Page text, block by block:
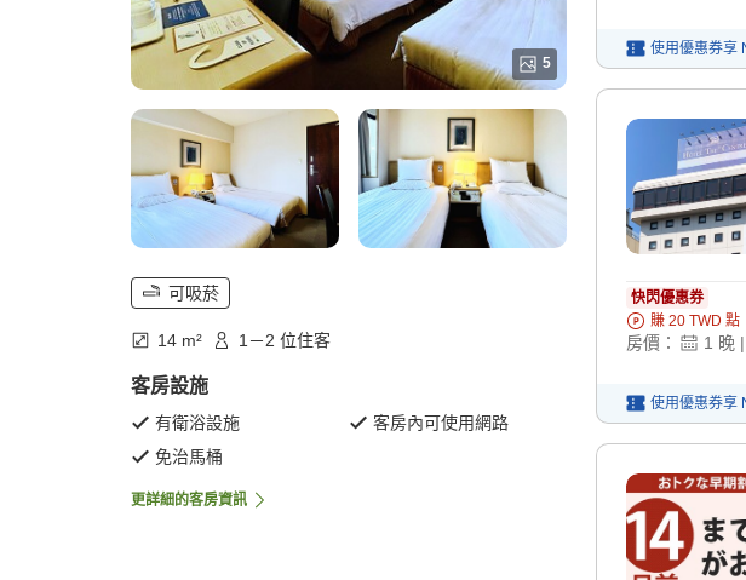
5
可吸菸
14 m² 1－2 位住客
客房設施
有衛浴設施
客房內可使用網路
免治馬桶
更詳細的客房資訊
使用優惠券享
快閃優惠券
賺 20 TWD 點
房價： 1 晚 |
使用優惠券享